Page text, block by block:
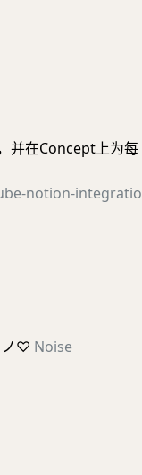
并在Concept上为每
notion-integratio
♡ Noise